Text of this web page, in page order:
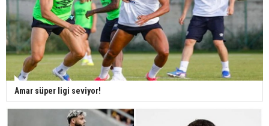
Amar süper ligi seviyor!